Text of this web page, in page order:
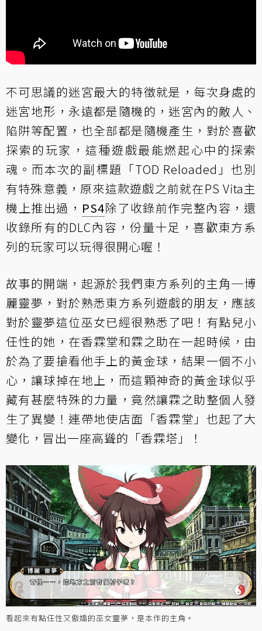
不可思議的迷宮最大的特徵就是，每次身處的
迷宮地形，永遠都是隨機的，迷宮內的敵人、
陷阱等配置，也全部都是隨機產生，對於喜歡
探索的玩家，這種遊戲最能燃起心中的探索
魂。而本次的副標題「TOD Reloaded」也別
有特殊意義，原來這款遊戲之前就在PS Vita主
機上推出過， PS4除了收錄前作完整內容，還
收錄所有的DLC內容，份量十足，喜歡東方系
列的玩家可以玩得很開心喔！
故事的開端，起源於我們東方系列的主角─博
麗靈夢，對於熟悉東方系列遊戲的朋友，應該
對於靈夢這位巫女已經很熟悉了吧！有點兒小
任性的她，在香霖堂和霖之助在一起時候，由
於為了要搶看他手上的黃金球，結果一個不小
心，讓球掉在地上，而這顆神奇的黃金球似乎
藏有甚麼特殊的力量，竟然讓霖之助整個人發
生了異變！連帶地使店面「香霖堂」也起了大
變化，冒出一座高聳的「香霖塔」！
看起來有點任性又傲嬌的巫女靈夢，是本作的主角。